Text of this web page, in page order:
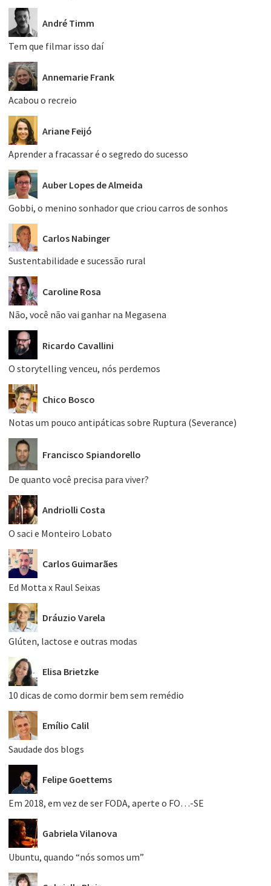
André Timm
Tem que filmar isso daí
Annemarie Frank
Acabou o recreio
Ariane Feijó
Aprender a fracassar é o segredo do sucesso
Auber Lopes de Almeida
Gobbi, o menino sonhador que criou carros de sonhos
Carlos Nabinger
Sustentabilidade e sucessão rural
Caroline Rosa
Não, você não vai ganhar na Megasena
Ricardo Cavallini
O storytelling venceu, nós perdemos
Chico Bosco
Notas um pouco antipáticas sobre Ruptura (Severance)
Francisco Spiandorello
De quanto você precisa para viver?
Andriolli Costa
O saci e Monteiro Lobato
Carlos Guimarães
Ed Motta x Raul Seixas
Dráuzio Varela
Glúten, lactose e outras modas
Elisa Brietzke
10 dicas de como dormir bem sem remédio
Emílio Calil
Saudade dos blogs
Felipe Goettems
Em 2018, em vez de ser FODA, aperte o FO…-SE
Gabriela Vilanova
Ubuntu, quando “nós somos um”